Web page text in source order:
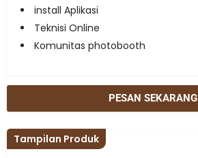
install Aplikasi
Teknisi Online
Komunitas photobooth
PESAN SEKARANG
Tampilan Produk